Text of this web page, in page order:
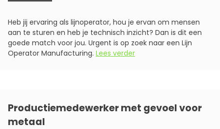
Heb jij ervaring als lijnoperator, hou je ervan om mensen
aan te sturen en heb je technisch inzicht? Dan is dit een
goede match voor jou. Urgent is op zoek naar een Lijn
Operator Manufacturing. Lees verder
Productiemedewerker met gevoel voor
metaal